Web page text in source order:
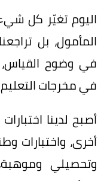
اليوم تغيّر كل
المأمول، بل
في وضوح القياس،
في مخرجات
أصبح لدينا
أخرى، واختبارات
وتحصيلي